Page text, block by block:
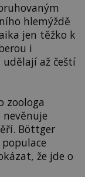
hlemýždě
jen těžko k
i
až čeští
zoologa
Böttger
že jde o